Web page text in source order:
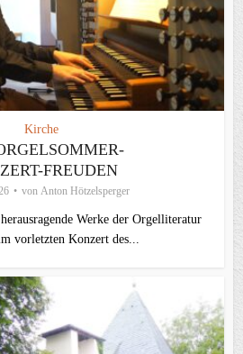
Kirche
FREUDEN
von Anton Hötzelsperger
Werke der Orgelliteratur
vorletzten Konzert des...